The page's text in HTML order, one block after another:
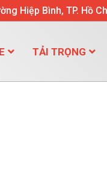
Hiệp Bình, TP. Hồ
TẢI TRỌNG